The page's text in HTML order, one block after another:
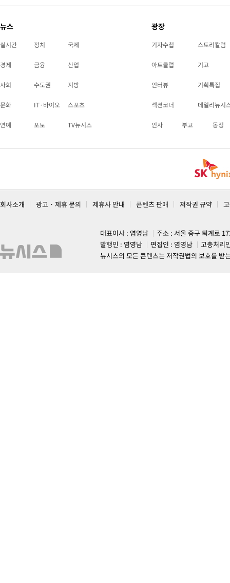
뉴스
실시간 정치 국제
경제 금융 산업
사회 수도권 지방
문화 IT·바이오 스포츠
연예 포토 TV뉴시스
광장
기자수첩 스토리칼럼
아트클럽 기고
인터뷰 기획특집
섹션코너 데일리뉴시
인사 부고 동정
회사소개 광고 · 제휴 문의 제휴사 안내 콘텐츠 판매 저작권 규약
대표이사 : 염영남
주소 : 서울 중구 퇴계로
발행인 : 염영남
편집인 : 염영남
고충처리
뉴시스의 모든 콘텐츠는 저작권법의 보호를